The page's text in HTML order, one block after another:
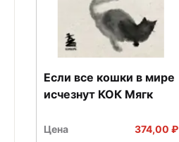
Если все кошки в мире
исчезнут КОК Мягк
Цена 374,00 ₽